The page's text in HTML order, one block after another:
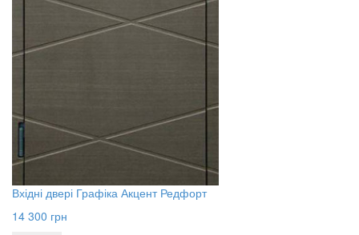
Вхідні двері Графіка Акцент Редфорт
14 300 грн